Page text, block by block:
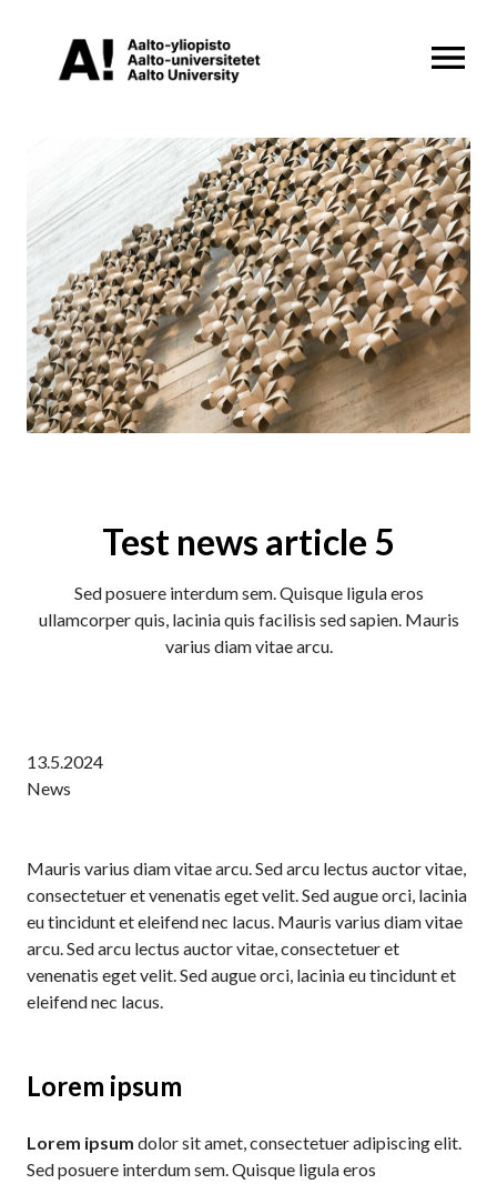
Test news article 5
Sed posuere interdum sem. Quisque ligula eros
ullamcorper quis, lacinia quis facilisis sed sapien. Mauris
varius diam vitae arcu.
13.5.2024
News
Mauris varius diam vitae arcu. Sed arcu lectus auctor vitae,
consectetuer et venenatis eget velit. Sed augue orci, lacinia
eu tincidunt et eleifend nec lacus. Mauris varius diam vitae
arcu. Sed arcu lectus auctor vitae, consectetuer et
venenatis eget velit. Sed augue orci, lacinia eu tincidunt et
eleifend nec lacus.
Lorem ipsum
Lorem ipsum dolor sit amet, consectetuer adipiscing elit.
Sed posuere interdum sem. Quisque ligula eros